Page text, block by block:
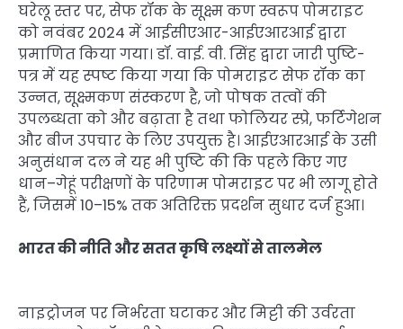
घरेलू स्तर पर, सेफ रॉक के सूक्ष्म कण स्वरूप पोमराइट
को नवंबर 2024 में आईसीएआर-आईएआरआई द्वारा
प्रमाणित किया गया। डॉ. वाई. वी. सिंह द्वारा जारी पुष्टि-
पत्र में यह स्पष्ट किया गया कि पोमराइट सेफ रॉक का
उन्नत, सूक्ष्मकण संस्करण है, जो पोषक तत्वों की
उपलब्धता को और बढ़ाता है तथा फोलियर स्प्रे, फर्टिगेशन
और बीज उपचार के लिए उपयुक्त है। आईएआरआई के उसी
अनुसंधान दल ने यह भी पुष्टि की कि पहले किए गए
धान–गेहूं परीक्षणों के परिणाम पोमराइट पर भी लागू होते
हैं, जिसमें 10–15% तक अतिरिक्त प्रदर्शन सुधार दर्ज हुआ।
भारत की नीति और सतत कृषि लक्ष्यों से तालमेल
नाइट्रोजन पर निर्भरता घटाकर और मिट्टी की उर्वरता